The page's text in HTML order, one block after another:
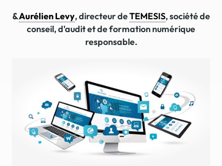
&Aurélien Levy, directeur deTEMESIS, société de
conseil, d'audit et de formation numérique
responsable.